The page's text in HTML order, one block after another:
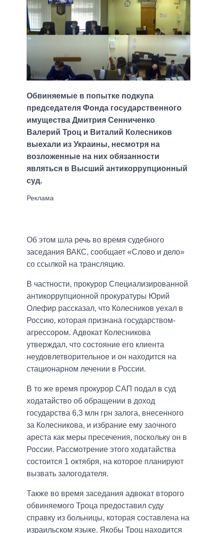
Обвиняемые в попытке подкупа
председателя Фонда государственного
имущества Дмитрия Сенниченко
Валерий Троц и Виталий Колесников
выехали из Украины, несмотря на
возложенные на них обязанности
являться в Высший антикоррупционный
суд.
Об этом шла речь во время судебного
заседания ВАКС, сообщает «Слово и дело»
со ссылкой на трансляцию.
В частности, прокурор Специализированной
антикоррупционной прокуратуры Юрий
Олефир рассказал, что Колесников уехал в
Россию, которая признана государством-
агрессором. Адвокат Колесникова
утверждал, что состояние его клиента
неудовлетворительное и он находится на
стационарном лечении в России.
В то же время прокурор САП подал в суд
ходатайство об обращении в доход
государства 6,3 млн грн залога, внесенного
за Колесникова, и избрание ему заочного
ареста как меры пресечения, поскольку он в
России. Рассмотрение этого ходатайства
состоится 1 октября, на которое планируют
вызвать залогодателя.
Также во время заседания адвокат второго
обвиняемого Троца предоставил суду
справку из больницы, которая составлена ​​на
израильском языке. Якобы Троц находится